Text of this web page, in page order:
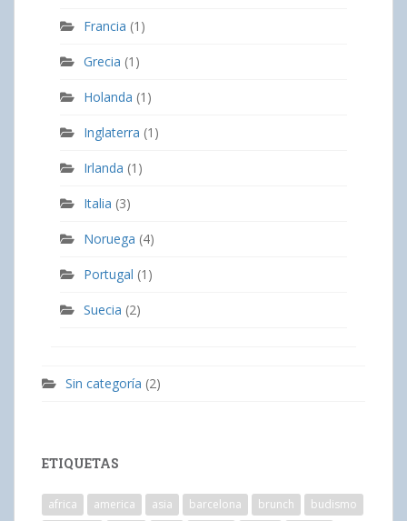
Francia (1)
Grecia (1)
Holanda (1)
Inglaterra (1)
Irlanda (1)
Italia (3)
Noruega (4)
Portugal (1)
Suecia (2)
Sin categoría (2)
ETIQUETAS
africa america asia barcelona brunch
budismo